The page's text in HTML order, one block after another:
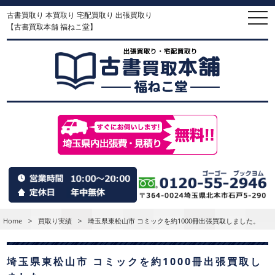
古書買取り 本買取り 宅配買取り 出張買取り
【古書買取本舗 福ねこ堂】
Home > 買取り実績 > 埼玉県東松山市 コミックを約1000冊出張買取しました。
埼玉県東松山市 コミックを約1000冊出張買取し